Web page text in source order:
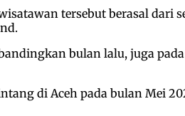
tersebut berasal dari
bulan lalu, juga
di Aceh pada bulan Mei